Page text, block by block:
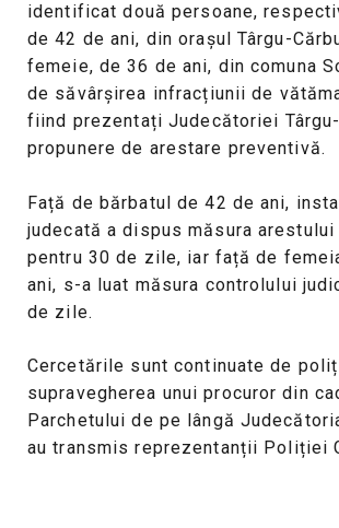
identificat două persoane,
de 42 de ani, din orașul Târgu-
femeie, de 36 de ani, din comuna
de săvârșirea infracțiunii de
fiind prezentați Judecătoriei
propunere de arestare preventivă.
Față de bărbatul de 42 de ani,
judecată a dispus măsura
pentru 30 de zile, iar față de
ani, s-a luat măsura controlului
de zile.
Cercetările sunt continuate de
supravegherea unui procuror din
Parchetului de pe lângă
au transmis reprezentanții Poliției